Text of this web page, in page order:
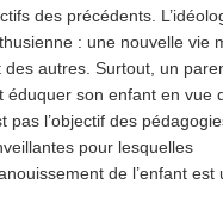
des précédents.
: une nouvelle vie
des autres. Surtout, un
éduquer son enfant en vue
pas l’objectif des
pour lesquelles
de l’enfant est